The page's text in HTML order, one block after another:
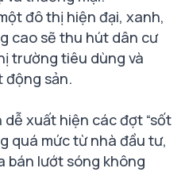
đô thị hiện đại, xanh,
cao sẽ thu hút dân cư
trường tiêu dùng và
động sản.
xuất hiện các đợt “sốt
quá mức từ nhà đầu tư,
bán lướt sóng không